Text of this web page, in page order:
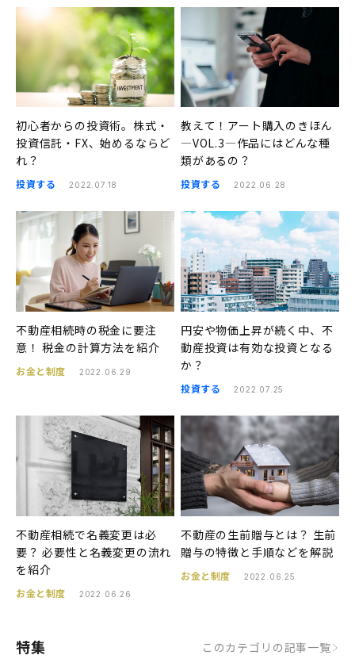
初心者からの投資術。株式・
投資信託・FX、始めるならど
れ？
投資する 2022.07.18
教えて！アート購入のきほん
―VOL.3―作品にはどんな種
類があるの？
投資する 2022.06.28
不動産相続時の税金に要注
意！ 税金の計算方法を紹介
お金と制度 2022.06.29
円安や物価上昇が続く中、不
動産投資は有効な投資となる
か？
投資する 2022.07.25
不動産相続で名義変更は必
要？ 必要性と名義変更の流れ
を紹介
お金と制度 2022.06.26
不動産の生前贈与とは？ 生前
贈与の特徴と手順などを解説
お金と制度 2022.06.25
特集 このカテゴリの記事一覧